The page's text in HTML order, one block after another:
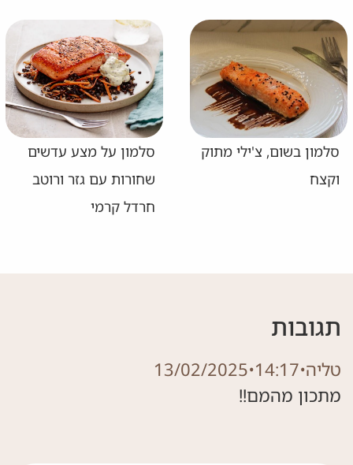
סלמון בשום, צ'ילי מתוק
וקצח
סלמון על מצע עדשים
שחורות עם גזר ורוטב
חרדל קרמי
תגובות
טליה•
14:17
•
13/02/2025
מתכון מהמם!!